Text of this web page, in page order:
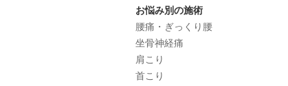
お悩み別の施術
腰痛・ぎっくり腰
坐骨神経痛
肩こり
首こり